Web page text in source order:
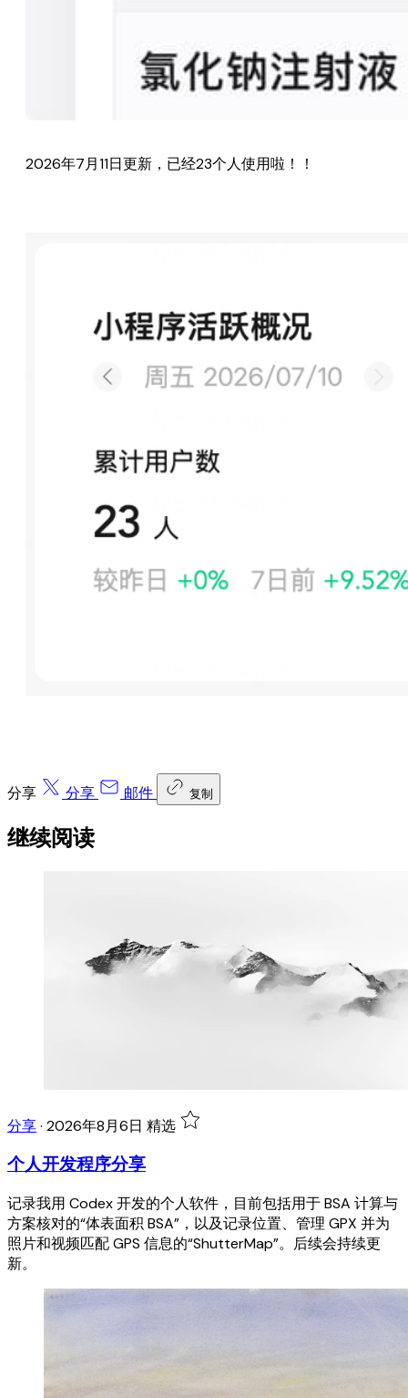
2026年7月11日更新，已经23个人使用啦！！
分享 分享 邮件 复制
继续阅读
分享· 2026年8月6日 精选
个人开发程序分享
记录我用 Codex 开发的个人软件，目前包括用于 BSA 计算与
方案核对的“体表面积 BSA”，以及记录位置、管理 GPX 并为
照片和视频匹配 GPS 信息的“ShutterMap”。后续会持续更
新。